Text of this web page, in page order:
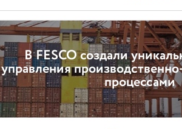
В FESCO создали
управления
процессами